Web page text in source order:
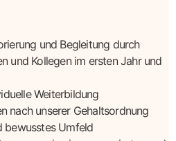
und Begleitung durch
und Kollegen im ersten Jahr und
Weiterbildung
nach unserer Gehaltsordnung
bewusstes Umfeld